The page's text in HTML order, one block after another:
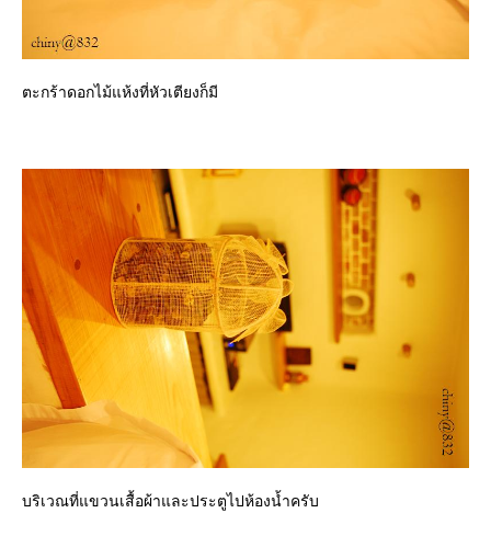
ตะกร้าดอกไม้แห้งที่หัวเตียงก็มี
บริเวณที่แขวนเสื้อผ้าและประตูไปห้องน้ำครับ